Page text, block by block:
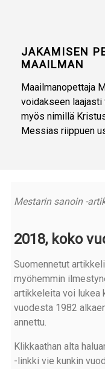
JAKAMISEN
MAAILMAN
Maailmanopettaja
voidakseen laajasti
myös nimillä
Messias riippuen
Mestarin sanoin -
2018, koko
Suomennetut
myöhemmin
artikkeleita voi lukea
vuodesta 1982
annettu.
Klikkaathan alta
-linkki vie kunkin